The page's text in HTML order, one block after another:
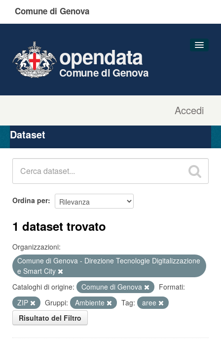
Comune di Genova
Accedi
opendata
Comune di Genova
Organizzazioni
Gruppi
Dataset
Ordina per
1 dataset trovato
Organizzazioni:
Comune di Genova - Direzione Tecnologie Digitalizzazione
e Smart City
Cataloghi di origine:
Comune di Genova
Formati:
ZIP
Gruppi: Ambiente Tag:
aree
Risultato del Filtro